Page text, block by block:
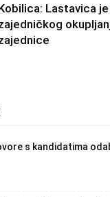
Lastavica
s kandidatima